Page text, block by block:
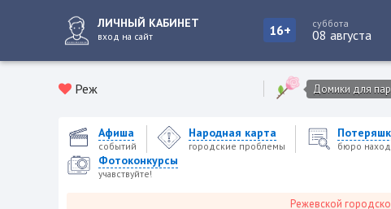
ЛИЧНЫЙ КАБИНЕТ
вход на сайт 16+ суббота
08 августа
Реж Домики для пар
Афиша
событий
Народная карта
городские проблемы бюро
Фотоконкурсы
учавствуйте!
Режевской городской